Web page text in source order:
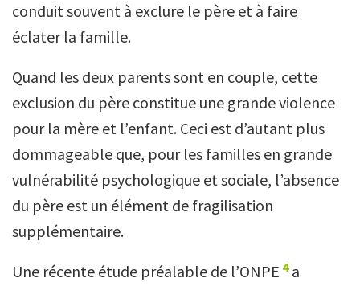
conduit souvent à exclure le père et à faire
éclater la famille.
Quand les deux parents sont en couple, cette
exclusion du père constitue une grande violence
pour la mère et l’enfant. Ceci est d’autant plus
dommageable que, pour les familles en grande
vulnérabilité psychologique et sociale, l’absence
du père est un élément de fragilisation
supplémentaire.
Une récente étude préalable de l’ONPE 4a